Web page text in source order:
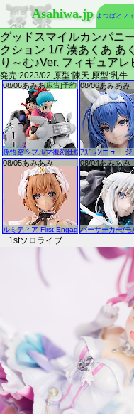
Asahiwa.jp よつばとフ
グッドスマイルカンパニ
クション 1/7 湊あくあ
り～む♪Ver. フィギュアレ
発売:2023/02 原型:陳天 原型:乳牛
1stソロライブ